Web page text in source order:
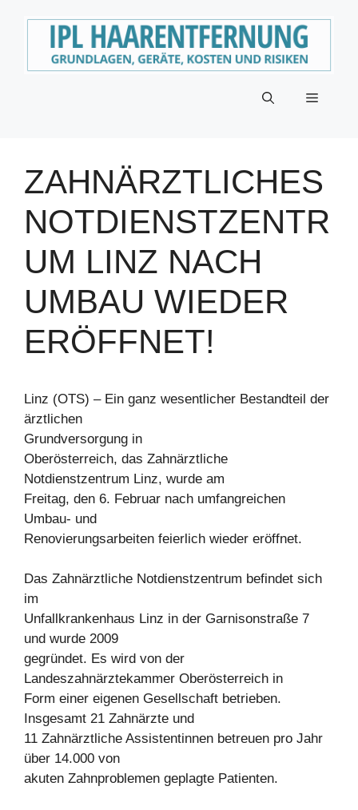
Menü
ZAHNÄRZTLICHES
NOTDIENSTZENTR
UM LINZ NACH
UMBAU WIEDER
ERÖFFNET!
Linz (OTS) – Ein ganz wesentlicher Bestandteil der
ärztlichen
Grundversorgung in
Oberösterreich, das Zahnärztliche
Notdienstzentrum Linz, wurde am
Freitag, den 6. Februar nach umfangreichen
Umbau- und
Renovierungsarbeiten feierlich wieder eröffnet.
Das Zahnärztliche Notdienstzentrum befindet sich
im
Unfallkrankenhaus Linz in der Garnisonstraße 7
und wurde 2009
gegründet. Es wird von der
Landeszahnärztekammer Oberösterreich in
Form einer eigenen Gesellschaft betrieben.
Insgesamt 21 Zahnärzte und
11 Zahnärztliche Assistentinnen betreuen pro Jahr
über 14.000 von
akuten Zahnproblemen geplagte Patienten.